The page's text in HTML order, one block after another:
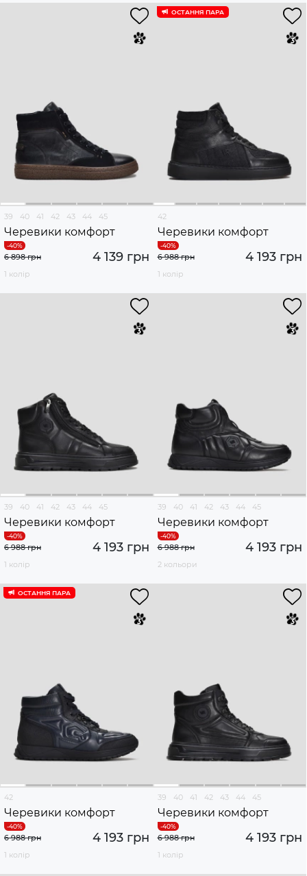
39 40 41 42 43 44 45
Черевики комфорт
4 139 грн
6 898 грн
1 колір
ОСТАННЯ ПАРА
42
Черевики комфорт
4 193 грн
6 988 грн
1 колір
39 40 41 42 43 44 45
Черевики комфорт
4 193 грн
6 988 грн
1 колір
39 40 41 42 43 44 45
Черевики комфорт
4 193 грн
6 988 грн
2 кольори
ОСТАННЯ ПАРА
42
Черевики комфорт
4 193 грн
6 988 грн
1 колір
39 40 41 42 43 44 45
Черевики комфорт
4 193 грн
6 988 грн
1 колір